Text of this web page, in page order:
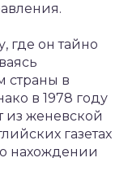
где он тайно
страны в
в 1978 году
из женевской
газетах
нахождении